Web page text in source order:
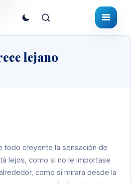
lejano
todo creyente la sensación de
lejos, como si no le importase
como si mirara desde la